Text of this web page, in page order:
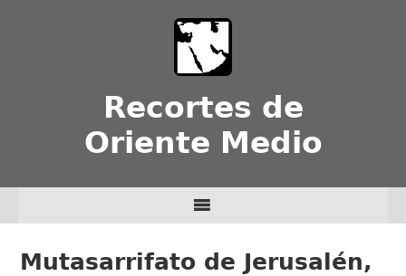
Recortes de
Oriente Medio
Mutasarrifato de Jerusalén,